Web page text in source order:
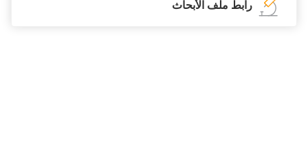
رابط ملف الأبحاث